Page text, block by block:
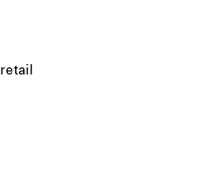
retail